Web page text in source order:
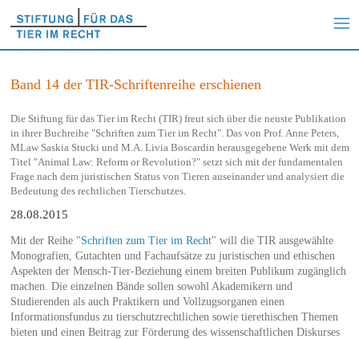
Band 14 der TIR-Schriftenreihe erschienen
Die Stiftung für das Tier im Recht (TIR) freut sich über die neuste Publikation
in ihrer Buchreihe "Schriften zum Tier im Recht". Das von Prof. Anne Peters,
MLaw Saskia Stucki und M.A. Livia Boscardin herausgegebene Werk mit dem
Titel "Animal Law: Reform or Revolution?" setzt sich mit der fundamentalen
Frage nach dem juristischen Status von Tieren auseinander und analysiert die
Bedeutung des rechtlichen Tierschutzes.
28.08.2015
Mit der Reihe "Schriften zum Tier im Recht" will die TIR ausgewählte
Monografien, Gutachten und Fachaufsätze zu juristischen und ethischen
Aspekten der Mensch-Tier-Beziehung einem breiten Publikum zugänglich
machen. Die einzelnen Bände sollen sowohl Akademikern und
Studierenden als auch Praktikern und Vollzugsorganen einen
Informationsfundus zu tierschutzrechtlichen sowie tierethischen Themen
bieten und einen Beitrag zur Förderung des wissenschaftlichen Diskurses